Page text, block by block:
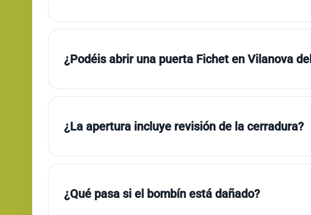
¿Podéis abrir una puerta Fichet en Vilanova
¿La apertura incluye revisión de la cerradura?
¿Qué pasa si el bombín está dañado?